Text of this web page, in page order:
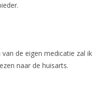
de eigen medicatie zal ik
naar de huisarts.